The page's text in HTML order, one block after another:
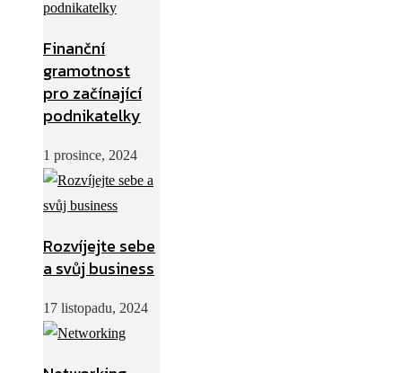
Finanční
gramotnost
pro začínající
podnikatelky
1 prosince, 2024
Rozvíjejte sebe
a svůj business
17 listopadu, 2024